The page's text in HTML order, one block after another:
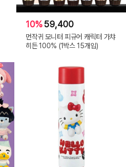
10%59,400
먼작귀 모니터 피규어 캐릭터 가챠
히든 100% (1박스 15개입)